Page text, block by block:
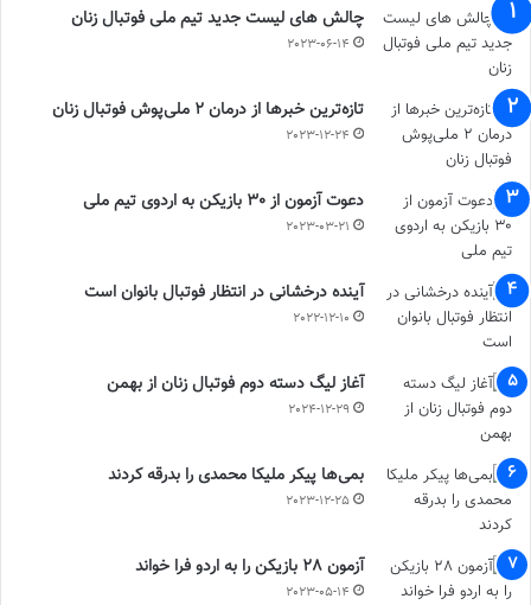
چالش هاى ليست جدید تيم ملى فوتبال زنان
2023-06-14
تازه‌ترین خبرها از درمان ۲ ملی‌پوش فوتبال زنان
2023-12-24
دعوت آزمون از 30 بازیکن به اردوی تیم ملی
2023-03-21
آینده درخشانی در انتظار فوتبال بانوان است
2022-12-10
آغاز لیگ دسته دوم فوتبال زنان از بهمن
2024-12-29
بمی‌ها پیکر ملیکا محمدی را بدرقه کردند
2023-12-25
آزمون 28 بازیکن را به اردو فرا خواند
2023-05-14